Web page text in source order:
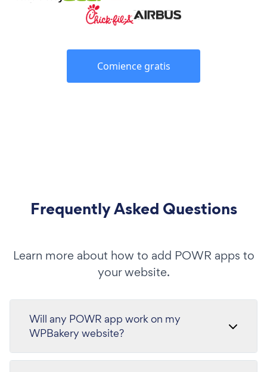
Comience gratis
Frequently Asked Questions
Learn more about how to add POWR apps to
your website.
Will any POWR app work on my
WPBakery website?